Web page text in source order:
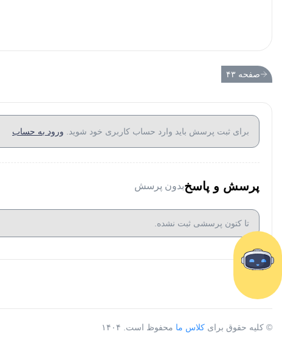
صفحه ۴۳
برای ثبت پرسش باید وارد حساب کاربری خود شوید. ورود به حساب
پرسش و پاسخبدون پرسش
تا کتون پرسشی ثبت نشده.
© کلیه حقوق برای کلاس ما محفوظ است. ۱۴۰۴